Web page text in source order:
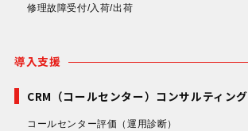
修理故障受付/入荷/出荷
導入支援
CRM（コールセンター）コンサルティング
コールセンター評価 （運用診断）